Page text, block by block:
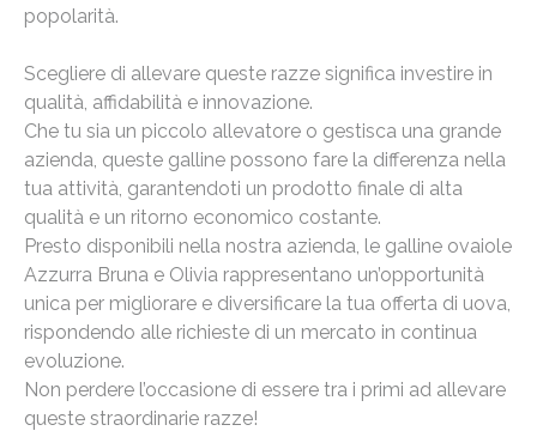
popolarità.
Scegliere di allevare queste razze significa investire in
qualità, affidabilità e innovazione.
Che tu sia un piccolo allevatore o gestisca una grande
azienda, queste galline possono fare la differenza nella
tua attività, garantendoti un prodotto finale di alta
qualità e un ritorno economico costante.
Presto disponibili nella nostra azienda, le galline ovaiole
Azzurra Bruna e Olivia rappresentano un’opportunità
unica per migliorare e diversificare la tua offerta di uova,
rispondendo alle richieste di un mercato in continua
evoluzione.
Non perdere l’occasione di essere tra i primi ad allevare
queste straordinarie razze!